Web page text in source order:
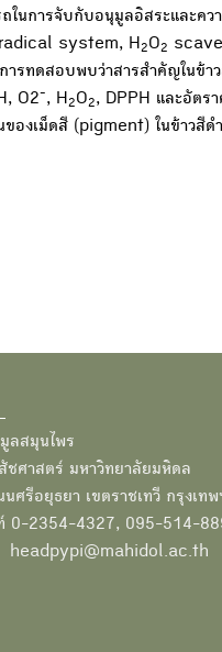
ารจับกับอนุมูลอิสระและควา
system, H2O2
ทดสอบพบว่าสารสำคัญในข้
O2-, H2O2, DPPH และอัตร
ของเม็ดสี (pigment) ในข้าวสีด
ลสมุนไพร
ชศาสตร์ มหาวิทยาลัยมหิดล
ศรีอยุธยา เขตราชเทวี กรุงเท
0-2354-4327, 095-514-
headpypi@mahidol.ac.th